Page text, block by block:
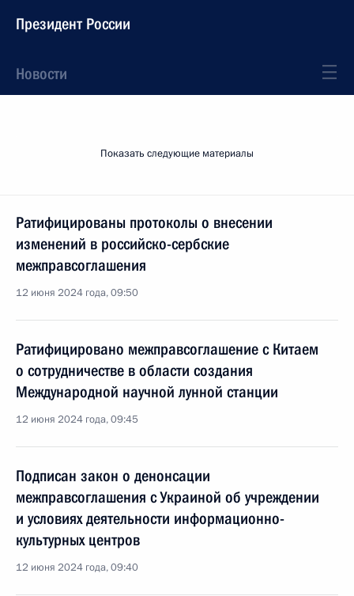
Президент России
Новости
Показать следующие материалы
Ратифицированы протоколы о внесении
изменений в российско-сербские
межправсоглашения
12 июня 2024 года, 09:50
Ратифицировано межправсоглашение с Китаем
о сотрудничестве в области создания
Международной научной лунной станции
12 июня 2024 года, 09:45
Подписан закон о денонсации
межправсоглашения с Украиной об учреждении
и условиях деятельности информационно-
культурных центров
12 июня 2024 года, 09:40